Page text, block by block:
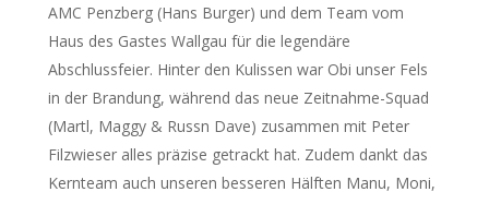
AMC Penzberg (Hans Burger) und dem Team vom
Haus des Gastes Wallgau für die legendäre
Abschlussfeier. Hinter den Kulissen war Obi unser Fels
in der Brandung, während das neue Zeitnahme-Squad
(Martl, Maggy & Russn Dave) zusammen mit Peter
Filzwieser alles präzise getrackt hat. Zudem dankt das
Kernteam auch unseren besseren Hälften Manu, Moni,